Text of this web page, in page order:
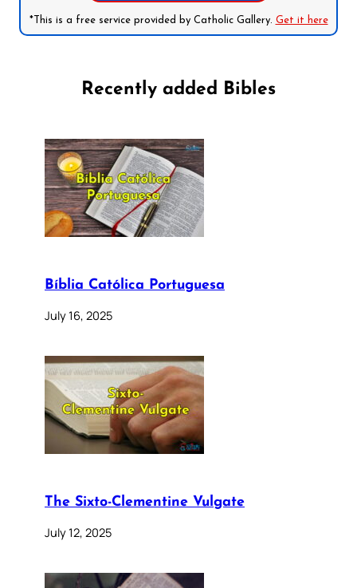
*This is a free service provided by Catholic Gallery. Get it here
Recently added Bibles
Bíblia Católica Portuguesa
July 16, 2025
The Sixto-Clementine Vulgate
July 12, 2025